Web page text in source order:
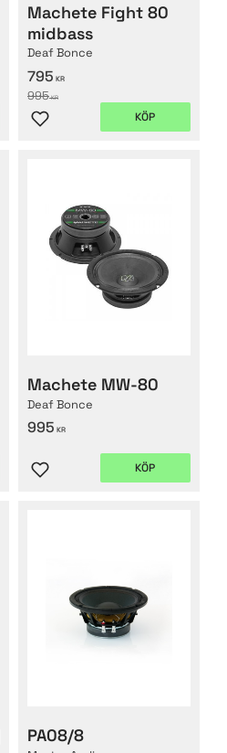
Machete Fight 80
midbass
Deaf Bonce
795 KR
995KR
Lägg till i favoriter
KÖP
Machete MW-80
Deaf Bonce
995 KR
Lägg till i favoriter
KÖP
PA08/8